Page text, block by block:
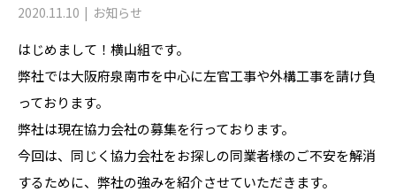
2020.11.10 お知らせ
はじめまして！横山組です。
弊社では大阪府泉南市を中心に左官工事や外構工事を請け負
っております。
弊社は現在協力会社の募集を行っております。
今回は、同じく協力会社をお探しの同業者様のご不安を解消
するために、弊社の強みを紹介させていただきます。